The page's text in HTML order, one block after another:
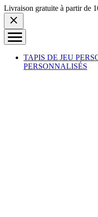
Skip to content
Livraison gratuite à partir de
TAPIS DE JEU
PERSONNALISÉS